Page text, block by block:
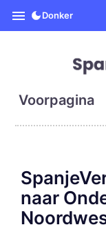
Donker
Voorpagina
naar